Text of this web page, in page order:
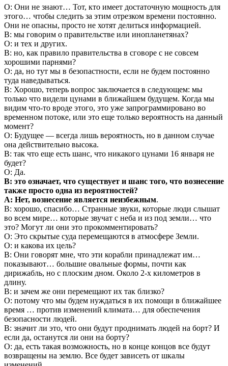
О: Они не знают… Тот, кто имеет достаточную мощность для
этого… чтобы следить за этим отрезком времени постоянно.
Они не опасны, просто не хотят делиться информацией.
В: мы говорим о правительстве или инопланетянах?
О: и тех и других.
В: но, как правило правительства в сговоре с не совсем
хорошими парнями?
О: да, но тут мы в безопастности, если не будем постоянно
туда наведываться.
В: Хорошо, теперь вопрос заключается в следующем: мы
только что видели цунами в ближайшем будущем. Когда мы
видим что-то вроде этого, это уже запрограммировано во
временном потоке, или это еще только вероятность на данный
момент?
О: Будущее — всегда лишь вероятность, но в данном случае
она действительно высока.
В: так что еще есть шанс, что никакого цунами 16 января не
будет?
О: Да.
В: это означает, что существует и шанс того, что вознесение
также просто одна из вероятностей?
A: Нет, вознесение является неизбежным.
В: хорошо, спасибо… Странные звуки, которые люди слышат
во всем мире… которые звучат с неба и из под земли… что
это? Могут ли они это прокомментировать?
О: Это скрытые суда перемещаются в атмосфере Земли.
О: и какова их цель?
В: Они говорят мне, что эти корабли принадлежат им…
показывают… большие овальные формы, почти как
дирижабль, но с плоским дном. Около 2-х километров в
длину.
В: и зачем же они перемещают их так близко?
О: потому что мы будем нуждаться в их помощи в ближайшее
время … против изменений климата… для обеспечения
безопасности людей.
В: значит ли это, что они будут проднимать людей на борт? И
если да, останутся ли они на борту?
О: да, есть такая возможность, но в конце концов все будут
возвращены на землю. Все будет зависеть от шкалы